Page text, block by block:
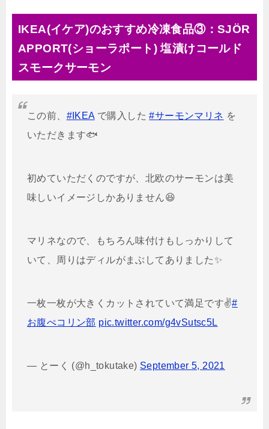
IKEA(イケア)のおすすめ冷凍食品③：SJÖR
APPORT(ショーラポート) 塩漬けコールド
スモークサーモン
この前、 #IKEAで購入した#サーモンマリネ を
いただきます🐟
初めていただくのですが、北欧のサーモンは美
味しいイメージしかありません😆
マリネなので、もちろん味付けもしっかりして
いて、周りはディルがまぶしてありました✨
一枚一枚が大きくカットされていて満足です✌️#
お腹ぺコリン部 pic.twitter.com/g4vSutsc5L
— とーく (@h_tokutake) September 5, 2021